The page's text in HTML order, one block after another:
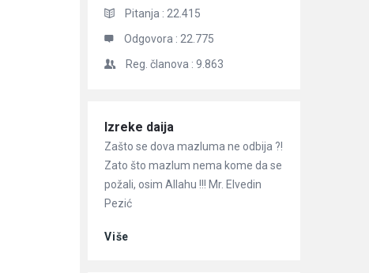
Pitanja : 22.415
Odgovora : 22.775
Reg. članova : 9.863
Članci
Izreke daija
Zašto se dova mazluma ne odbija ?!
Zato što mazlum nema kome da se
požali, osim Allahu !!! Mr. Elvedin
Pezić
Više